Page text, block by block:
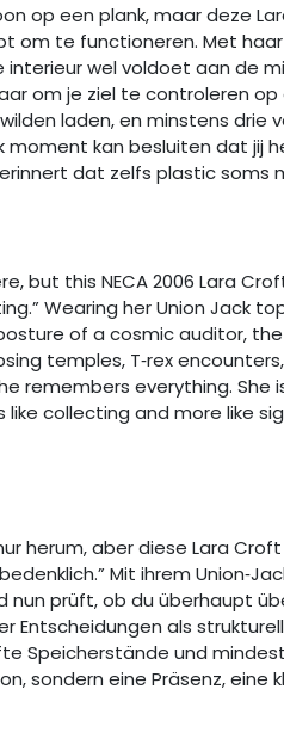
op een plank, maar deze
om te functioneren. Met
wel voldoet aan de
om je ziel te controleren
laden, en minstens
moment kan besluiten dat
dat zelfs plastic soms
but this NECA 2006 Lara
Wearing her Union Jack
of a cosmic auditor,
temples, T‑rex
remembers everything.
like collecting and more like
herum, aber diese Lara
Mit ihrem
prüft, ob du überhaupt
Entscheidungen als
Speicherstände und
sondern eine Präsenz,